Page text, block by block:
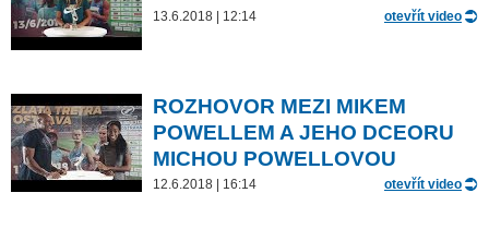
13.6.2018 | 12:14 otevřít video
ROZHOVOR MEZI MIKEM
POWELLEM A JEHO DCEORU
MICHOU POWELLOVOU
12.6.2018 | 16:14 otevřít video